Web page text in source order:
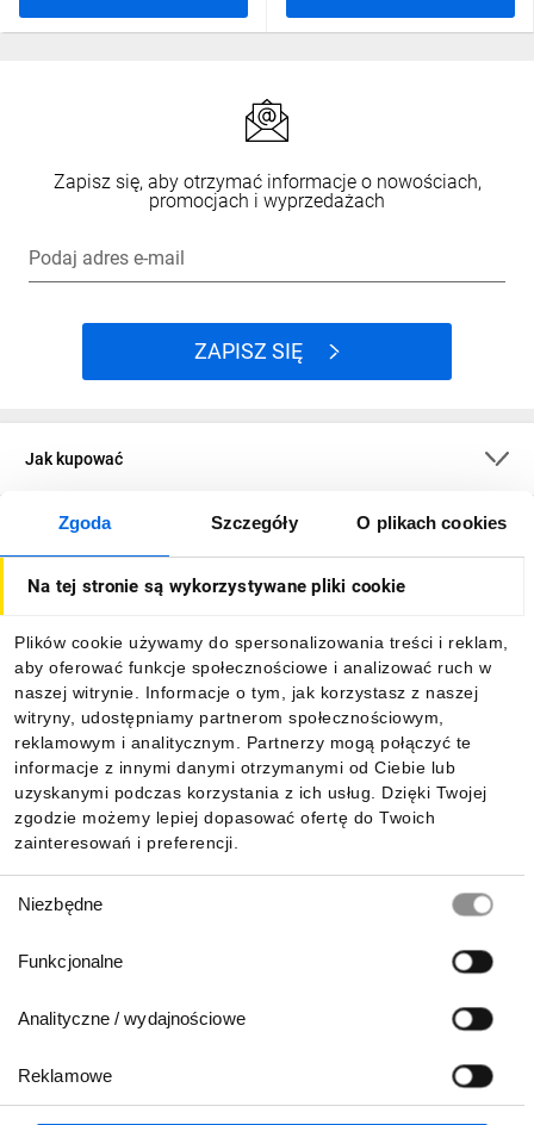
Zgoda Szczegóły O plikach cookies
Na tej stronie są wykorzystywane pliki cookie
Plików cookie używamy do spersonalizowania treści i reklam,
aby oferować funkcje społecznościowe i analizować ruch w
naszej witrynie. Informacje o tym, jak korzystasz z naszej
witryny, udostępniamy partnerom społecznościowym,
reklamowym i analitycznym. Partnerzy mogą połączyć te
informacje z innymi danymi otrzymanymi od Ciebie lub
uzyskanymi podczas korzystania z ich usług. Dzięki Twojej
zgodzie możemy lepiej dopasować ofertę do Twoich
zainteresowań i preferencji.
zgody
Niezbędne
Funkcjonalne
Analityczne / wydajnościowe
Reklamowe
Zapisz się, aby otrzymać informacje o nowościach,
promocjach i wyprzedażach
Podaj adres e-mail
ZAPISZ SIĘ
Jak kupować
O firmie
Informacje
Pobierz naszą aplikację mobilną: